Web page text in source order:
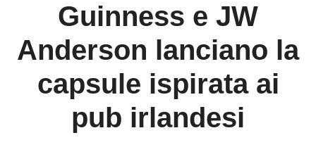
Guinness e JW
Anderson lanciano la
capsule ispirata ai
pub irlandesi